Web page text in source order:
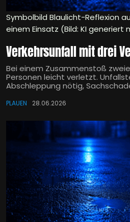
Symbolbild Blaulicht-Reflexion
einem Einsatz (Bild: KI generiert
Verkehrsunfall mit drei
Bei einem Zusammenstoß
Personen leicht verletzt.
Abschleppung nötig,
PLAUEN 28.06.2026